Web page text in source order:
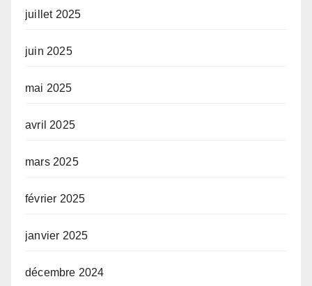
juillet 2025
juin 2025
mai 2025
avril 2025
mars 2025
février 2025
janvier 2025
décembre 2024